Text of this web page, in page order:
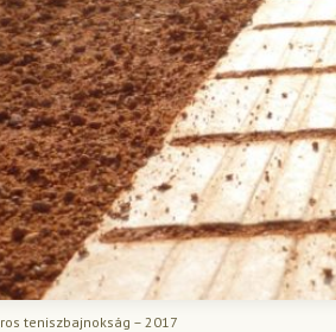
teniszbajnokság – 2017